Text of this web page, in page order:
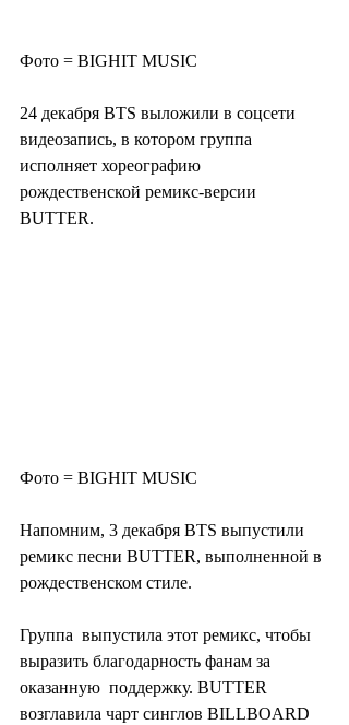
Фото = BIGHIT MUSIC
24 декабря BTS выложили в соцсети
видеозапись, в котором группа
исполняет хореографию
рождественской ремикс-версии
BUTTER.
Фото = BIGHIT MUSIC
Напомним, 3 декабря BTS выпустили
ремикс песни BUTTER, выполненной в
рождественском стиле.
Группа  выпустила этот ремикс, чтобы
выразить благодарность фанам за
оказанную  поддержку. BUTTER
возглавила чарт синглов BILLBOARD